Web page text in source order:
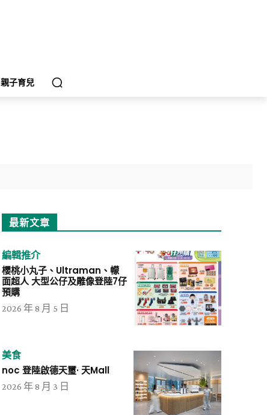
親子育兒
最新文章
編輯推介
櫻桃小丸子、Ultraman、幪
面超人 大型公仔及雕像登陸7仔
預購
2026 年 8 月 5 日
美食
noc 登陸啟德天璽· 天Mall
2026 年 8 月 3 日